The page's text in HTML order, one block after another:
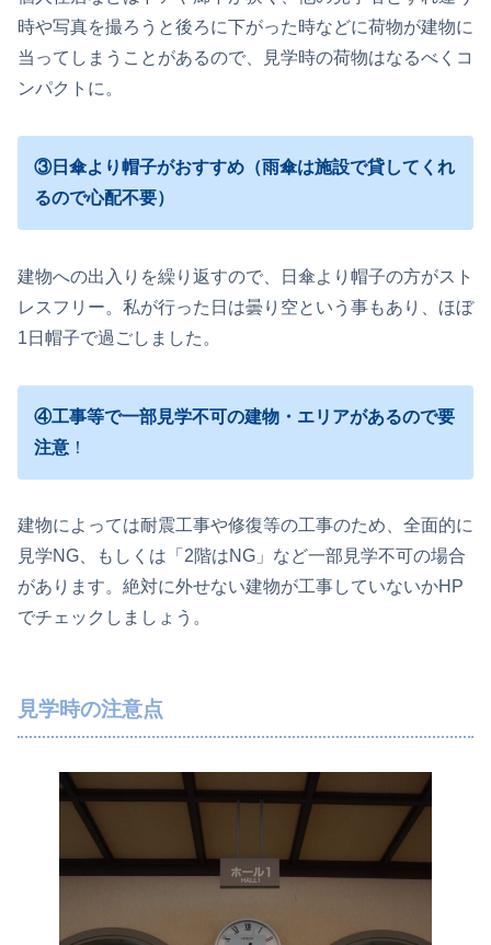
時や写真を撮ろうと後ろに下がった時などに荷物が建物に
当ってしまうことがあるので、見学時の荷物はなるべくコ
ンパクトに。
③日傘より帽子がおすすめ（雨傘は施設で貸してくれ
るので心配不要）
建物への出入りを繰り返すので、日傘より帽子の方がスト
レスフリー。私が行った日は曇り空という事もあり、ほぼ
1日帽子で過ごしました。
④工事等で一部見学不可の建物・エリアがあるので要
注意 ！
建物によっては耐震工事や修復等の工事のため、全面的に
見学NG、もしくは「2階はNG」など一部見学不可の場合
があります。絶対に外せない建物が工事していないかHP
でチェックしましょう。
見学時の注意点